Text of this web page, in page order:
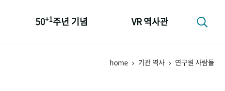
50+1주년 기념 VR 역사관
home 기관 역사 연구원 사람들